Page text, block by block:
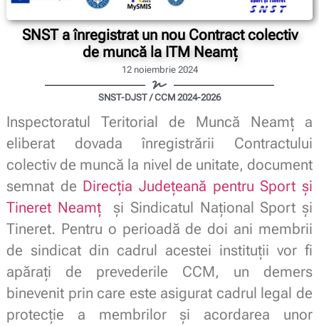
SNST a înregistrat un nou Contract colectiv
de muncă la ITM Neamț
12 noiembrie 2024
SNST-DJST / CCM 2024-2026
Inspectoratul Teritorial de Muncă Neamț a
eliberat dovada înregistrării Contractului
colectiv de muncă la nivel de unitate, document
semnat de Direcția Județeană pentru Sport și
Tineret Neamțși Sindicatul Național Sport și
Tineret. Pentru o perioadă de doi ani membrii
de sindicat din cadrul acestei instituții vor fi
apărați de prevederile CCM, un demers
binevenit prin care este asigurat cadrul legal de
protecție a membrilor și acordarea unor